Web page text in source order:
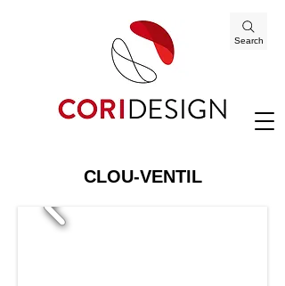
Search
CLOU-VENTIL